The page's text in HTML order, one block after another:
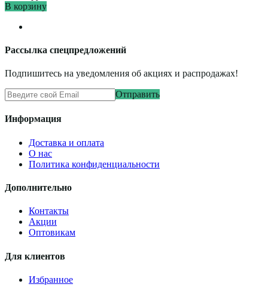
В корзину
Рассылка спецпредложений
Подпишитесь на уведомления об акциях и распродажах!
Отправить
Информация
Доставка и оплата
О нас
Политика конфиденциальности
Дополнительно
Контакты
Акции
Оптовикам
Для клиентов
Избранное